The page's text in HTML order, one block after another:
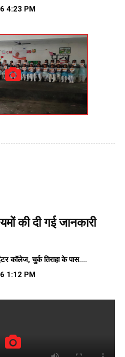
4:23 PM
की दी गई जानकारी
कॉलेज, चुर्क तिराहा के पास....
1:12 PM